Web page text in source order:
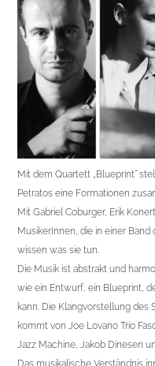
Mit dem Quartett „Blueprint“
Petratos eine Formationen
Mit Gabriel Coburger, Erik
MusikerInnen, die in einer
wissen was sie tun.
Die Musik ist abstrakt und
wie ein Entwurf, ein Blueprint,
kann. Die Klangvorstellung des
kommt von Joe Lovano Trio
Jazz Machine, Jakob Dinesen
Das musikalische Verständnis